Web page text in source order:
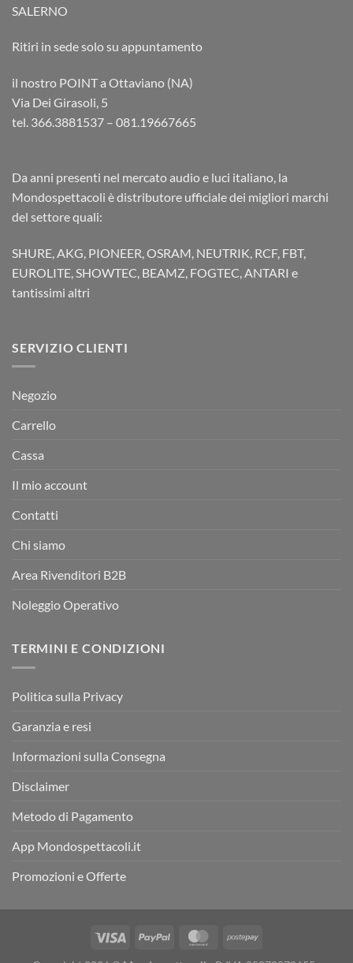
SALERNO
Ritiri in sede solo su appuntamento
il nostro POINT a Ottaviano (NA)
Via Dei Girasoli, 5
tel. 366.3881537 – 081.19667665
Da anni presenti nel mercato audio e luci italiano, la
Mondospettacoli è distributore ufficiale dei migliori marchi
del settore quali:
SHURE, AKG, PIONEER, OSRAM, NEUTRIK, RCF, FBT,
EUROLITE, SHOWTEC, BEAMZ, FOGTEC, ANTARI e
tantissimi altri
SERVIZIO CLIENTI
Negozio
Carrello
Cassa
Il mio account
Contatti
Chi siamo
Area Rivenditori B2B
Noleggio Operativo
TERMINI E CONDIZIONI
Politica sulla Privacy
Garanzia e resi
Informazioni sulla Consegna
Disclaimer
Metodo di Pagamento
App Mondospettacoli.it
Promozioni e Offerte